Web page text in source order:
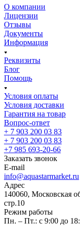
О компании
Лицензии
Отзывы
Документы
Информация
Реквизиты
Блог
Помощь
Условия оплаты
Условия доставки
Гарантия на товар
Вопрос-ответ
+ 7 903 200 03 83
+ 7 903 200 03 83
+7 985 693-20-66
Заказать звонок
E-mail
info@aquastarmarket.ru
Адрес
140060, Московская
стр.10
Режим работы
Пн. – Пт.: с 9:00 до